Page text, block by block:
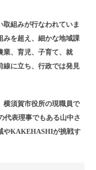
組みが行なわれていま
みを超え、細かな地域課
業、育児、子育て、就
線に立ち、行政では発見
横須賀市役所の現職員で
代表理事でもある山中さ
やKAKEHASHIが挑戦す